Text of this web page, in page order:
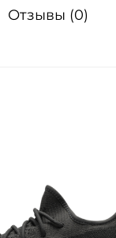
Отзывы (0)